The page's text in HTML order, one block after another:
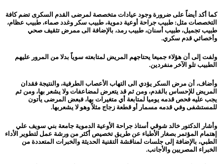
كما أكد أيضاً على ضرورة وجود عيادات متخصصة لمرضى القدم السكرى تضم كافة
التخصصات مثل: طبيب جراحة أوعية دموية، طبيب سكر وغدد صماء، طبيب عظام،
طبيب تجميل، طبيب أسنان، طبيب رمد، بالإضافة الى ممرض تثقيف صحي
وأخصائي قدم سكري.
ولفت إلى أن هؤلاء جميعا يحتاجهم المريض لمتابعته سوياً بدلا من المرور عليهم
الطبيب تلو الآخر منفردين.
وأضاف، أن مرض السكر يؤدي الى التهاب الأعصاب الطرفية، والنتيجة فقدان
المريض للإحساس بالقدم، ومن ثم قد يتعرض لمضاعفات ولا يشعر بها، ومن ثم
يجب عليه فحص قدمه يوميا لمتابعة أي متغيرات بها، فبعض المرضى يأتون
للمستشفى وفي قدمه مسمار أو قطعة زجاج مثلاً وهو لا يشعربها.
وأشار الدكتور خالد شوقي أستاذ جراحة الأوعية الدموية جامعة بني سويف علي
إهتمام المؤتمر بصغار الأطباء عن طريق تخصيص أكثر من ورشة عمل لتطوير الأداء
الطبي، بالإضافة إلى جلسات لمناقشة التقنية الحديثة والخبرات المتعددة من
الخبراء المصريين والأجانب.